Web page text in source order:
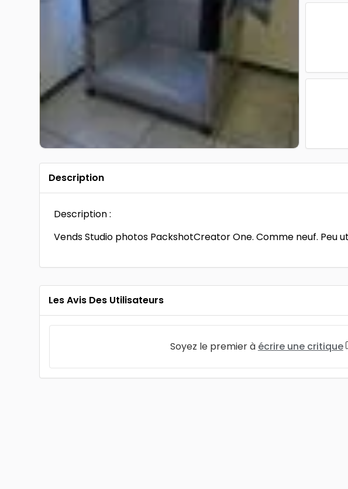
Description
Description :
Vends Studio photos PackshotCreator One. Comme neuf. Peu
Les Avis Des Utilisateurs
Soyez le premier à écrire une critique